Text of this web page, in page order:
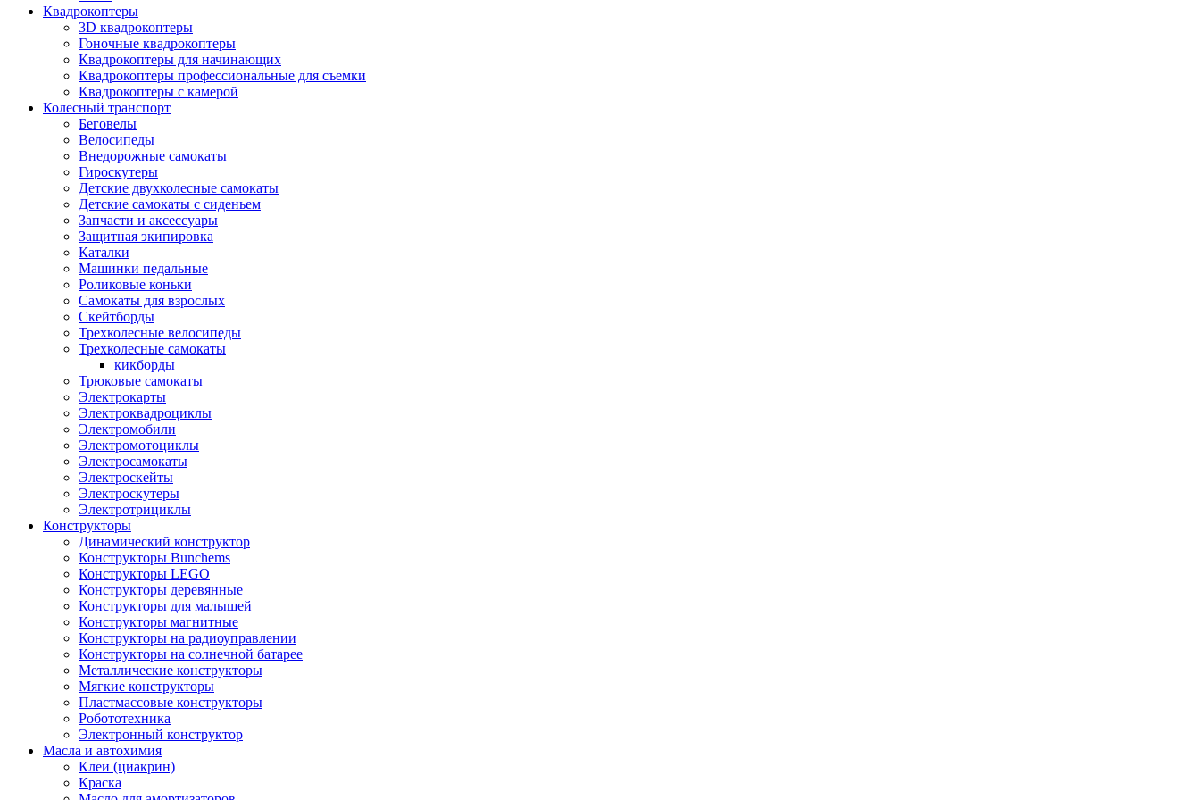
Квадрокоптеры
3D квадрокоптеры
Гоночные квадрокоптеры
Квадрокоптеры для начинающих
Квадрокоптеры профессиональные для съемки
Квадрокоптеры с камерой
Колесный транспорт
Беговелы
Велосипеды
Внедорожные самокаты
Гироскутеры
Детские двухколесные самокаты
Детские самокаты с сиденьем
Запчасти и аксессуары
Защитная экипировка
Каталки
Машинки педальные
Роликовые коньки
Самокаты для взрослых
Скейтборды
Трехколесные велосипеды
Трехколесные самокаты
кикборды
Трюковые самокаты
Электрокарты
Электроквадроциклы
Электромобили
Электромотоциклы
Электросамокаты
Электроскейты
Электроскутеры
Электротрициклы
Конструкторы
Динамический конструктор
Конструкторы Bunchems
Конструкторы LEGO
Конструкторы деревянные
Конструкторы для малышей
Конструкторы магнитные
Конструкторы на радиоуправлении
Конструкторы на солнечной батарее
Металлические конструкторы
Мягкие конструкторы
Пластмассовые конструкторы
Робототехника
Электронный конструктор
Масла и автохимия
Клеи (циакрин)
Краска